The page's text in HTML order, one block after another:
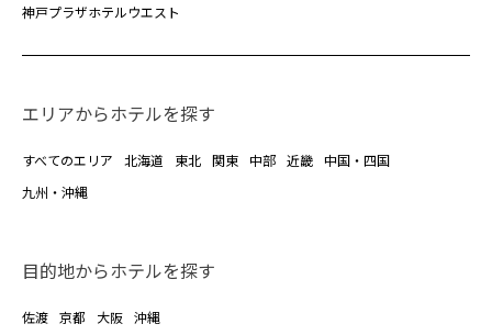
神戸プラザホテルウエスト
エリアからホテルを探す
すべてのエリア 北海道 東北 関東 中部 近畿 中国・四国
九州・沖縄
目的地からホテルを探す
佐渡 京都 大阪 沖縄